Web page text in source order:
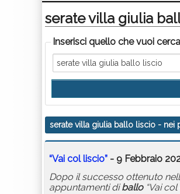
serate villa giulia
Inserisci quello che vuoi
serate villa giulia ballo liscio - nei
“Vai colliscio” - 9 Febbraio
Dopo il successo ottenuto
appuntamenti diballo“Vai col